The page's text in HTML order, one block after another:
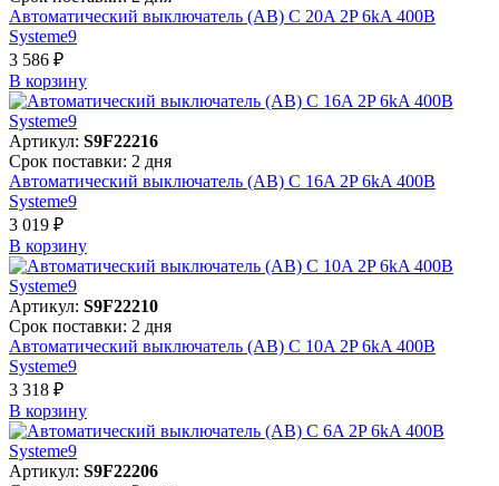
Автоматический выключатель (АВ) C 20A 2P 6kA 400В
Systeme9
3 586 ₽
В корзинy
Артикул: S9F22216
Срок поставки: 2 дня
Автоматический выключатель (АВ) C 16A 2P 6kA 400В
Systeme9
3 019 ₽
В корзинy
Артикул: S9F22210
Срок поставки: 2 дня
Автоматический выключатель (АВ) C 10A 2P 6kA 400В
Systeme9
3 318 ₽
В корзинy
Артикул: S9F22206